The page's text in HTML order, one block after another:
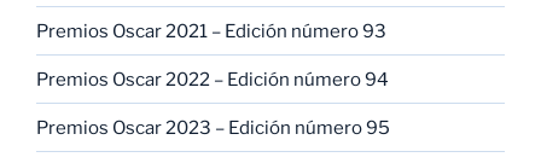
Premios Oscar 2021 – Edición número 93
Premios Oscar 2022 – Edición número 94
Premios Oscar 2023 – Edición número 95